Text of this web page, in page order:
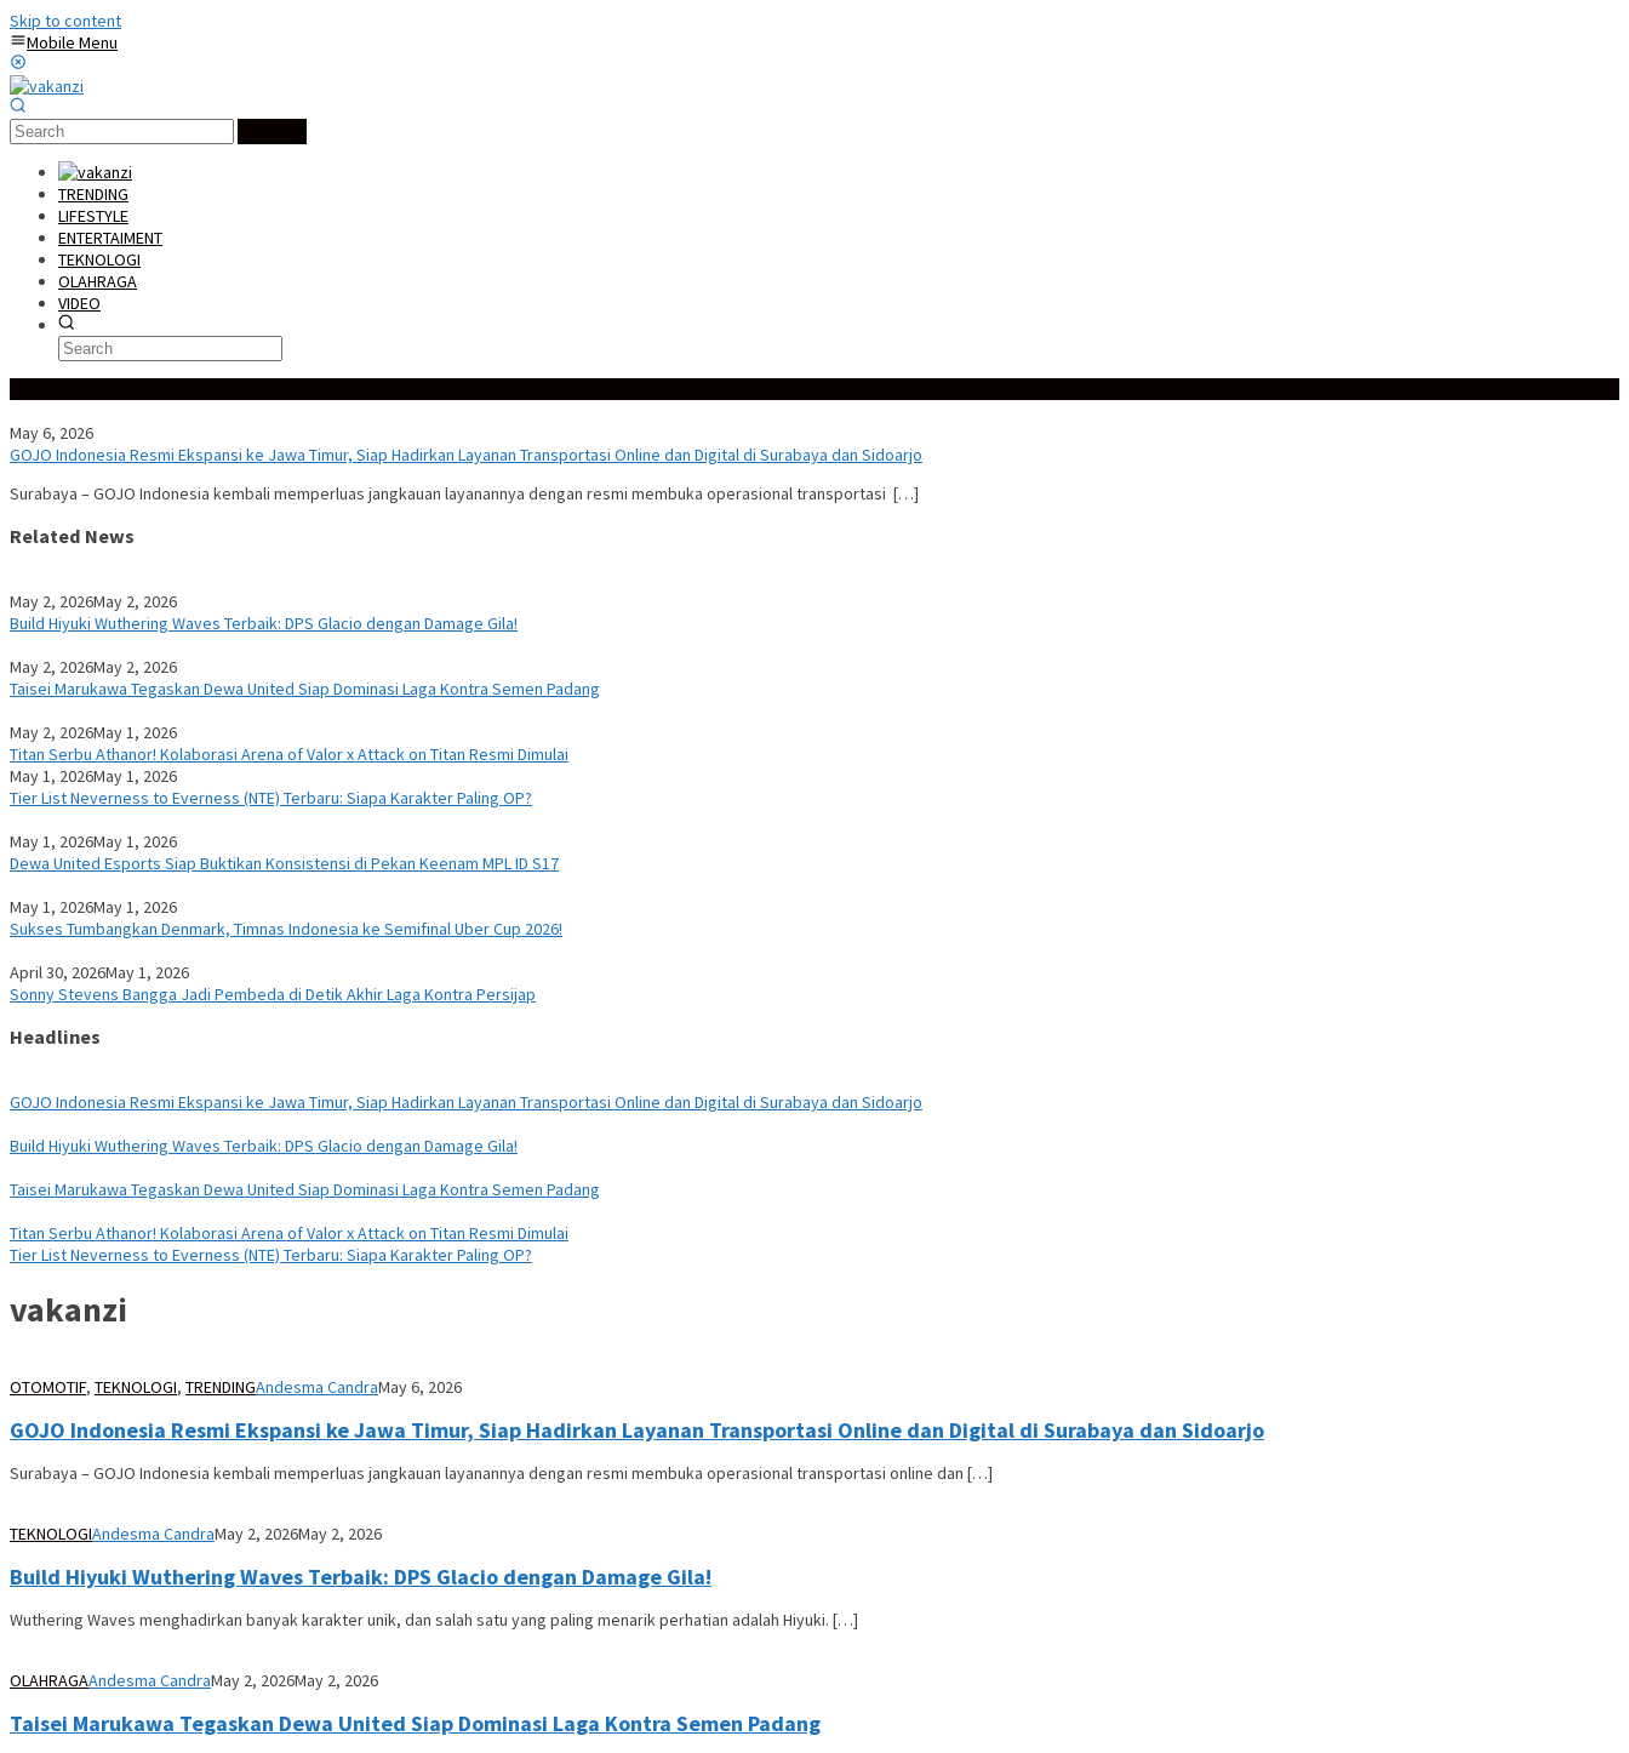
Skip to content
Mobile Menu
TRENDING
LIFESTYLE
ENTERTAIMENT
TEKNOLOGI
OLAHRAGA
VIDEO
May 6, 2026
GOJO Indonesia Resmi Ekspansi ke Jawa Timur, Siap Hadirkan Layanan Transportasi Online dan Digital di Surabaya dan Sidoarjo
Surabaya – GOJO Indonesia kembali memperluas jangkauan layanannya dengan resmi membuka operasional transportasi […]
Related News
May 2, 2026May 2, 2026
Build Hiyuki Wuthering Waves Terbaik: DPS Glacio dengan Damage Gila!
May 2, 2026May 2, 2026
Taisei Marukawa Tegaskan Dewa United Siap Dominasi Laga Kontra Semen Padang
May 2, 2026May 1, 2026
Titan Serbu Athanor! Kolaborasi Arena of Valor x Attack on Titan Resmi Dimulai
May 1, 2026May 1, 2026
Tier List Neverness to Everness (NTE) Terbaru: Siapa Karakter Paling OP?
May 1, 2026May 1, 2026
Dewa United Esports Siap Buktikan Konsistensi di Pekan Keenam MPL ID S17
May 1, 2026May 1, 2026
Sukses Tumbangkan Denmark, Timnas Indonesia ke Semifinal Uber Cup 2026!
April 30, 2026May 1, 2026
Sonny Stevens Bangga Jadi Pembeda di Detik Akhir Laga Kontra Persijap
Headlines
GOJO Indonesia Resmi Ekspansi ke Jawa Timur, Siap Hadirkan Layanan Transportasi Online dan Digital di Surabaya dan Sidoarjo
Build Hiyuki Wuthering Waves Terbaik: DPS Glacio dengan Damage Gila!
Taisei Marukawa Tegaskan Dewa United Siap Dominasi Laga Kontra Semen Padang
Titan Serbu Athanor! Kolaborasi Arena of Valor x Attack on Titan Resmi Dimulai
Tier List Neverness to Everness (NTE) Terbaru: Siapa Karakter Paling OP?
vakanzi
OTOMOTIF, TEKNOLOGI, TRENDINGAndesma CandraMay 6, 2026
GOJO Indonesia Resmi Ekspansi ke Jawa Timur, Siap Hadirkan Layanan Transportasi Online dan Digital di Surabaya dan Sidoarjo
Surabaya – GOJO Indonesia kembali memperluas jangkauan layanannya dengan resmi membuka operasional transportasi online dan […]
TEKNOLOGIAndesma CandraMay 2, 2026May 2, 2026
Build Hiyuki Wuthering Waves Terbaik: DPS Glacio dengan Damage Gila!
Wuthering Waves menghadirkan banyak karakter unik, dan salah satu yang paling menarik perhatian adalah Hiyuki. […]
OLAHRAGAAndesma CandraMay 2, 2026May 2, 2026
Taisei Marukawa Tegaskan Dewa United Siap Dominasi Laga Kontra Semen Padang